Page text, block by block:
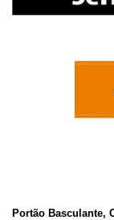
Portão Basculante,